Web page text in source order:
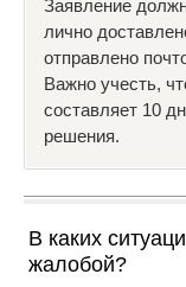
Заявление
лично
отправлено
Важно учесть,
составляет 10
решения.
В каких
жалобой?